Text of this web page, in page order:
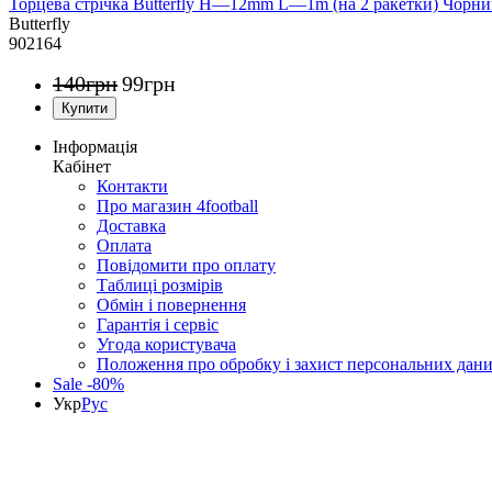
Торцева стрічка Butterfly H—12mm L—1m (на 2 ракетки)
Butterfly
902164
140грн99грн
Інформація
Кабінет
Контакти
Про магазин 4football
Доставка
Оплата
Повідомити про оплату
Таблиці розмірів
Обмін і повернення
Гарантія і сервіс
Угода користувача
Положення про обробку і захист персональних
Sale -80%
УкрРус